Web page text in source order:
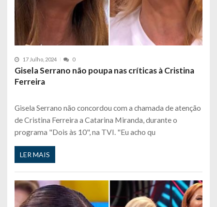
17 Julho, 2024 0
Gisela Serrano não poupa nas críticas à Cristina
Ferreira
Gisela Serrano não concordou com a chamada de atenção
de Cristina Ferreira a Catarina Miranda, durante o
programa "Dois às 10", na TVI. "Eu acho qu
LER MAIS